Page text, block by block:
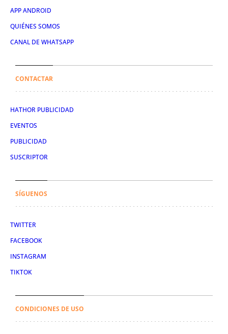
APP ANDROID
QUIÉNES SOMOS
CANAL DE WHATSAPP
CONTACTAR
HATHOR PUBLICIDAD
EVENTOS
PUBLICIDAD
SUSCRIPTOR
SÍGUENOS
TWITTER
FACEBOOK
INSTAGRAM
TIKTOK
CONDICIONES DE USO